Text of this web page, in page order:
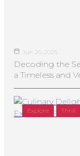
Jun 26, 2026
Decoding the
a Timeless and
Explore Thrill